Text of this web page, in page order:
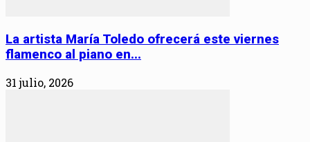
La artista María Toledo ofrecerá este viernes
flamenco al piano en...
31 julio, 2026